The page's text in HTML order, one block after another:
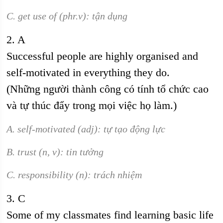
C. get use of (phr.v): tận dụng
2. A
Successful people are highly organised and
self-motivated in everything they do.
(Những người thành công có tính tổ chức cao
và tự thúc đẩy trong mọi việc họ làm.)
A. self-motivated (adj): tự tạo động lực
B. trust (n, v): tin tưởng
C. responsibility (n): trách nhiệm
3. C
Some of my classmates find learning basic life